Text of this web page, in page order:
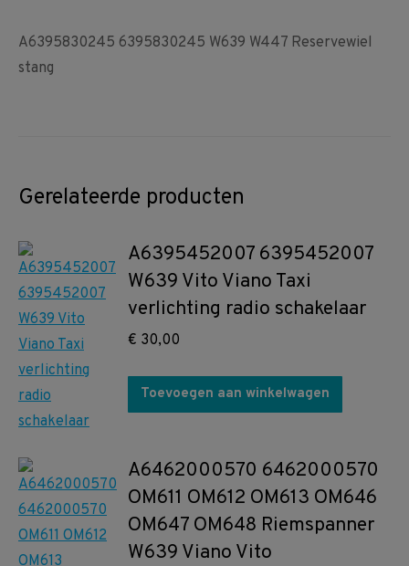
A6395830245 6395830245 W639 W447 Reservewiel
stang
Gerelateerde producten
A6395452007 6395452007
W639 Vito Viano Taxi
verlichting radio schakelaar
€ 30,00
Toevoegen aan winkelwagen
A6462000570 6462000570
OM611 OM612 OM613 OM646
OM647 OM648 Riemspanner
W639 Viano Vito